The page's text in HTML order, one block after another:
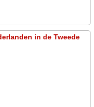
in de Tweede